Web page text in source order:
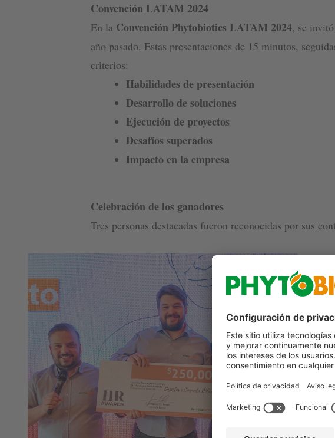
Convención LATAM 2024
En la Convención Phytobiotics LATAM 2024, se
año pasado. Estas presentaciones de 15 minutos,
criterios:
Habilidades de presentación
Desarrollo de soluciones
Ejecución de proyectos
Desafíos superados
Impacto en la empresa
Celebración de los ganadores
Tres personas destacadas fueron reconocidas por sus